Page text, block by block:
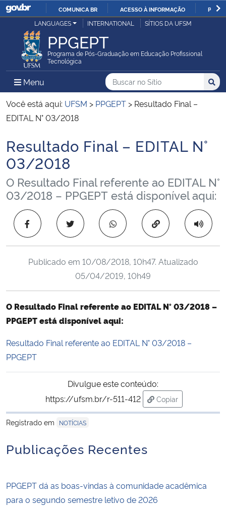
IR
O
COMUNICA BR ACESSO À INFORMAÇÃO
Ministério da Justiça e Segurança Pública
Ministério da Defesa
Ministério das Relações Exteriores
Ministério da Infraestrutura
Ministério da Agricultura, Pecuária e Abastecimento
Ministério da Educação
Ministério da Cidadania
Ministério da Saúde
Ministério do Meio Ambiente
Ministério do Desenvolvimento Regional
Controladoria-Geral da União
Ministério da Mulher, da Família e dos Direitos Humanos
Secretaria de Governo
LANGUAGES INTERNATIONAL SÍTIOS DA UFSM
PPGEPT
Programa de Pós-Graduação em Educação Profissional
Tecnológica
Menu Menu Principal do Sítio
Busca
Buscar no no Sítio
Busca:
Você está aqui: UFSM > PPGEPT > Resultado Final –
EDITAL N° 03/2018
Início do conteúdo
Resultado Final – EDITAL N°
03/2018
O Resultado Final referente ao EDITAL N°
03/2018 – PPGEPT está disponível aqui:
Copiar para área
Publicado em 10/08/2018, 10h47. Atualizado
05/04/2019, 10h49
O Resultado Final referente ao EDITAL N° 03/2018 –
PPGEPTestá disponível aqui:
Resultado Final referente ao EDITAL N° 03/2018 –
PPGEPT
Divulgue este conteúdo:
https://ufsm.br/r-511-412
Copiar
para área de
Registrado em
NOTÍCIAS
Publicações Recentes
PPGEPT dá as boas-vindas à comunidade acadêmica
para o segundo semestre letivo de 2026